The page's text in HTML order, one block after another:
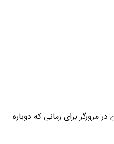
مرورگر برای زمانی که دوباره